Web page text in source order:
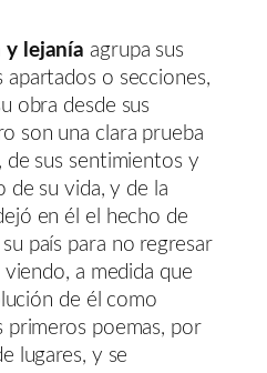
y lejanía agrupa sus
o secciones,
obra desde sus
son una clara prueba
sus sentimientos y
de su vida, y de la
en él el hecho de
país para no regresar
viendo, a medida que
de él como
primeros poemas, por
lugares, y se